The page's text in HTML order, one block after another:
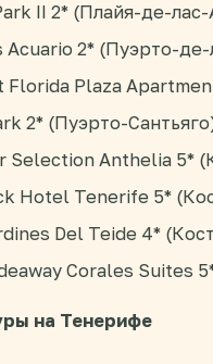
II 2* (Плайя-де-
Acuario 2* (Пуэрто-
Florida Plaza
2* (Пуэрто-
Selection Anthelia 5*
Hotel Tenerife 5*
Del Teide 4*
Corales Suites
на Тенерифе